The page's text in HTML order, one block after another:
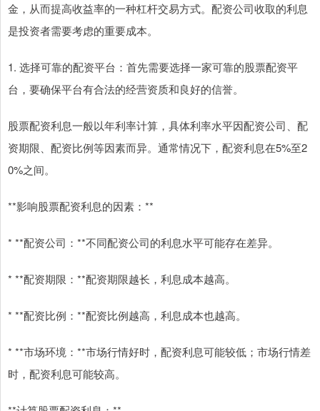
金，从而提高收益率的一种杠杆交易方式。配资公司收取的利息
是投资者需要考虑的重要成本。
1. 选择可靠的配资平台：首先需要选择一家可靠的股票配资平
台，要确保平台有合法的经营资质和良好的信誉。
股票配资利息一般以年利率计算，具体利率水平因配资公司、配
资期限、配资比例等因素而异。通常情况下，配资利息在5%至2
0%之间。
**影响股票配资利息的因素：**
* **配资公司：**不同配资公司的利息水平可能存在差异。
* **配资期限：**配资期限越长，利息成本越高。
* **配资比例：**配资比例越高，利息成本也越高。
* **市场环境：**市场行情好时，配资利息可能较低；市场行情差
时，配资利息可能较高。